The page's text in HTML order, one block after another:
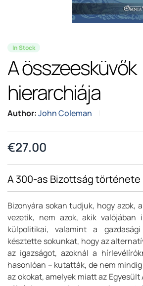
In Stock
A összeesküvők
hierarchiája
Author:John Coleman
€27.00
A 300-as Bizottság története
Bizonyára sokan tudjuk, hogy azok,
vezetik, nem azok, akik valójában
külpolitikai, valamint a
késztette sokunkat, hogy az
az igazságot, azoknál a
hasonlóan – kutatták, de nem
az okokat, amelyek miatt az